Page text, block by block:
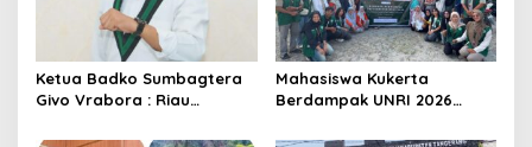
s
Ketua Badko Sumbagtera
Givo Vrabora : Riau
Standar Tinggi Dalam Tata
Mahasiswa Kukerta
Berdampak UNRI 2026
Lilin Aromaterapi dari